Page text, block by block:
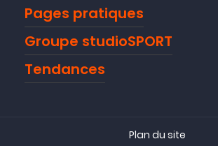
Pages pratiques
Groupe studioSPORT
Tendances
Plan du site